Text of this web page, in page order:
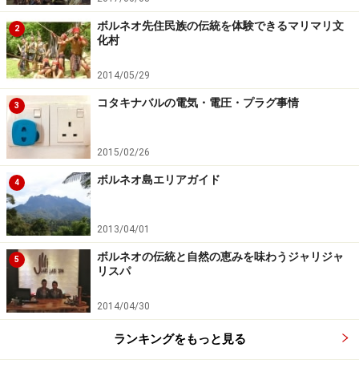
ーシア独自に発展してきたものなので、日本や中国では
食べられない地域独自の料理が沢山あります。「マレー
シアに来たのに中華料理じゃつまんない」なんて先入観
にとらわれるともったいないですよ。
>>ボルネオ固有の先住民族、そして旅先で気をつけたい
こと
※記事内容は執筆時点のものです。最新の内容をご確認くださ
い。
※海外を訪れる際には最新情報の入手に努め、「
ホームページ」を確認するなど、安全確保に十分注意を払ってく
ださい。
2
ボルネオ先住民族の伝統を体験できるマリマリ文
化村
2014/05/29
3 コタキナバルの電気・電圧・プラグ事情
2015/02/26
4 ボルネオ島エリアガイド
2013/04/01
5
ボルネオの伝統と自然の恵みを味わうジャリジャ
リスパ
2014/04/30
ランキングをもっと見る